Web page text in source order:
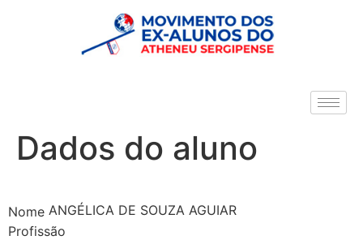
Dados do aluno
Nome ANGÉLICA DE SOUZA AGUIAR
Profissão